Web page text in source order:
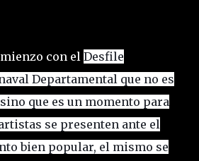
con el Desfile
Departamental que no es
que es un momento para
se presenten ante el
bien popular, el mismo se